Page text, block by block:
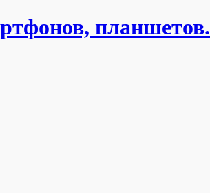
планшетов.